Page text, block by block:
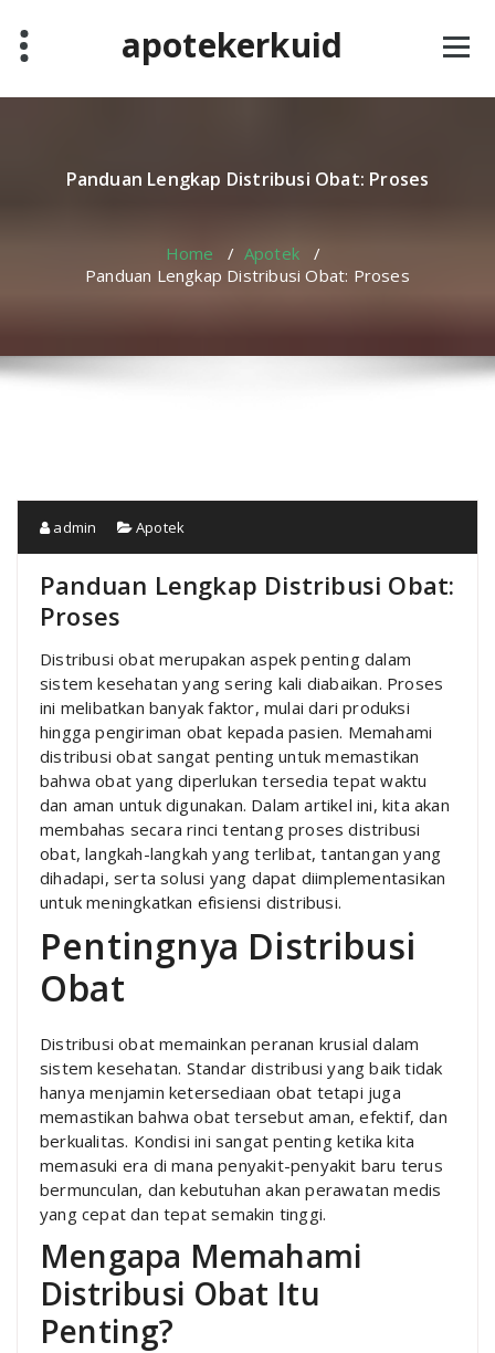
content
apotekerkuid
Panduan Lengkap Distribusi Obat: Proses
Home / Apotek /
Panduan Lengkap Distribusi Obat: Proses
admin Apotek
Panduan Lengkap Distribusi Obat:
Proses
Distribusi obat merupakan aspek penting dalam
sistem kesehatan yang sering kali diabaikan. Proses
ini melibatkan banyak faktor, mulai dari produksi
hingga pengiriman obat kepada pasien. Memahami
distribusi obat sangat penting untuk memastikan
bahwa obat yang diperlukan tersedia tepat waktu
dan aman untuk digunakan. Dalam artikel ini, kita akan
membahas secara rinci tentang proses distribusi
obat, langkah-langkah yang terlibat, tantangan yang
dihadapi, serta solusi yang dapat diimplementasikan
untuk meningkatkan efisiensi distribusi.
Pentingnya Distribusi
Obat
Distribusi obat memainkan peranan krusial dalam
sistem kesehatan. Standar distribusi yang baik tidak
hanya menjamin ketersediaan obat tetapi juga
memastikan bahwa obat tersebut aman, efektif, dan
berkualitas. Kondisi ini sangat penting ketika kita
memasuki era di mana penyakit-penyakit baru terus
bermunculan, dan kebutuhan akan perawatan medis
yang cepat dan tepat semakin tinggi.
Mengapa Memahami
Distribusi Obat Itu
Penting?